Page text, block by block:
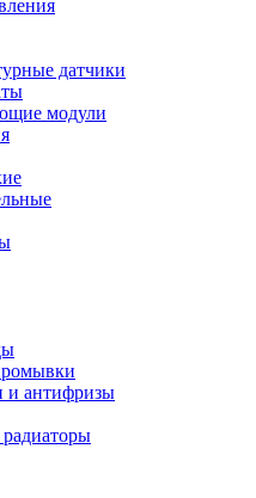
датчики
модули
и антифризы